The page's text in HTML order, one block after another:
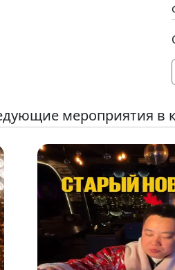
мероприятия в